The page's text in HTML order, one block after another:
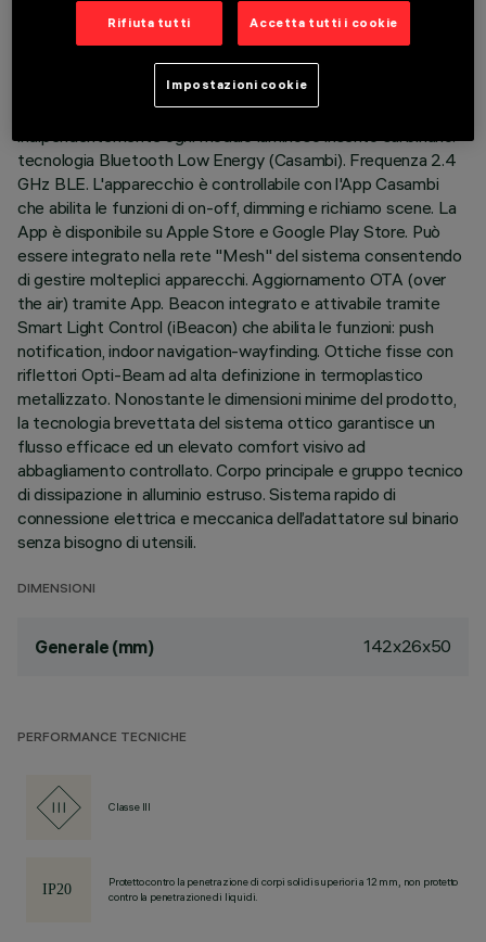
Modulo lineare fisso a 5 elementi ottici completo di
adattatore per installazione su binario a bassa tensione 48V.
L’adattatore in materiale termoplasticoinclude il circuito driver
DC/DC con protocollo Bluetooth. La tecnologia integrata
«Bluetooth Casambi» permette di regolare
indipendentemente ogni modulo luminoso inserito sul binario.
tecnologia Bluetooth Low Energy (Casambi). Frequenza 2.4
GHz BLE. L'apparecchio è controllabile con l'App Casambi
che abilita le funzioni di on-off, dimming e richiamo scene. La
App è disponibile su Apple Store e Google Play Store. Può
essere integrato nella rete "Mesh" del sistema consentendo
di gestire molteplici apparecchi. Aggiornamento OTA (over
the air) tramite App. Beacon integrato e attivabile tramite
Smart Light Control (iBeacon) che abilita le funzioni: push
notification, indoor navigation-wayfinding. Ottiche fisse con
riflettori Opti-Beam ad alta definizione in termoplastico
metallizzato. Nonostante le dimensioni minime del prodotto,
la tecnologia brevettata del sistema ottico garantisce un
flusso efficace ed un elevato comfort visivo ad
abbagliamento controllato. Corpo principale e gruppo tecnico
di dissipazione in alluminio estruso. Sistema rapido di
connessione elettrica e meccanica dell’adattatore sul binario
senza bisogno di utensili.
DIMENSIONI
Generale (mm) 142x26x50
PERFORMANCE TECNICHE
Classe III
Protetto contro la penetrazione di corpi solidi superiori a 12 mm, non protetto
contro la penetrazione di liquidi.
Rifiuta tutti Accetta tutti i cookie
Impostazioni cookie